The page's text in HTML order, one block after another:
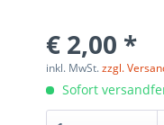
€ 2,00 *
inkl. MwSt.zzgl.
Sofort